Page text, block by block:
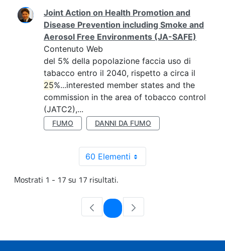
Joint Action on Health Promotion and
Disease Prevention including Smoke and
Aerosol Free Environments (JA-SAFE)
Contenuto Web
del 5% della popolazione faccia uso di
tabacco entro il 2040, rispetto a circa il
25%...interested member states and the
commission in the area of tobacco control
(JATC2),...
FUMO DANNI DA FUMO
60 Elementi
Mostrati 1 - 17 su 17 risultati.
Pagina